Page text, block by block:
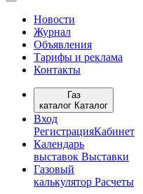
Новости
Журнал
Объявления
Тарифы и реклама
Контакты
Газ
каталог Каталог
Вход
РегистрацияКабинет
Календарь
выставок Выставки
Газовый
калькулятор Расчеты